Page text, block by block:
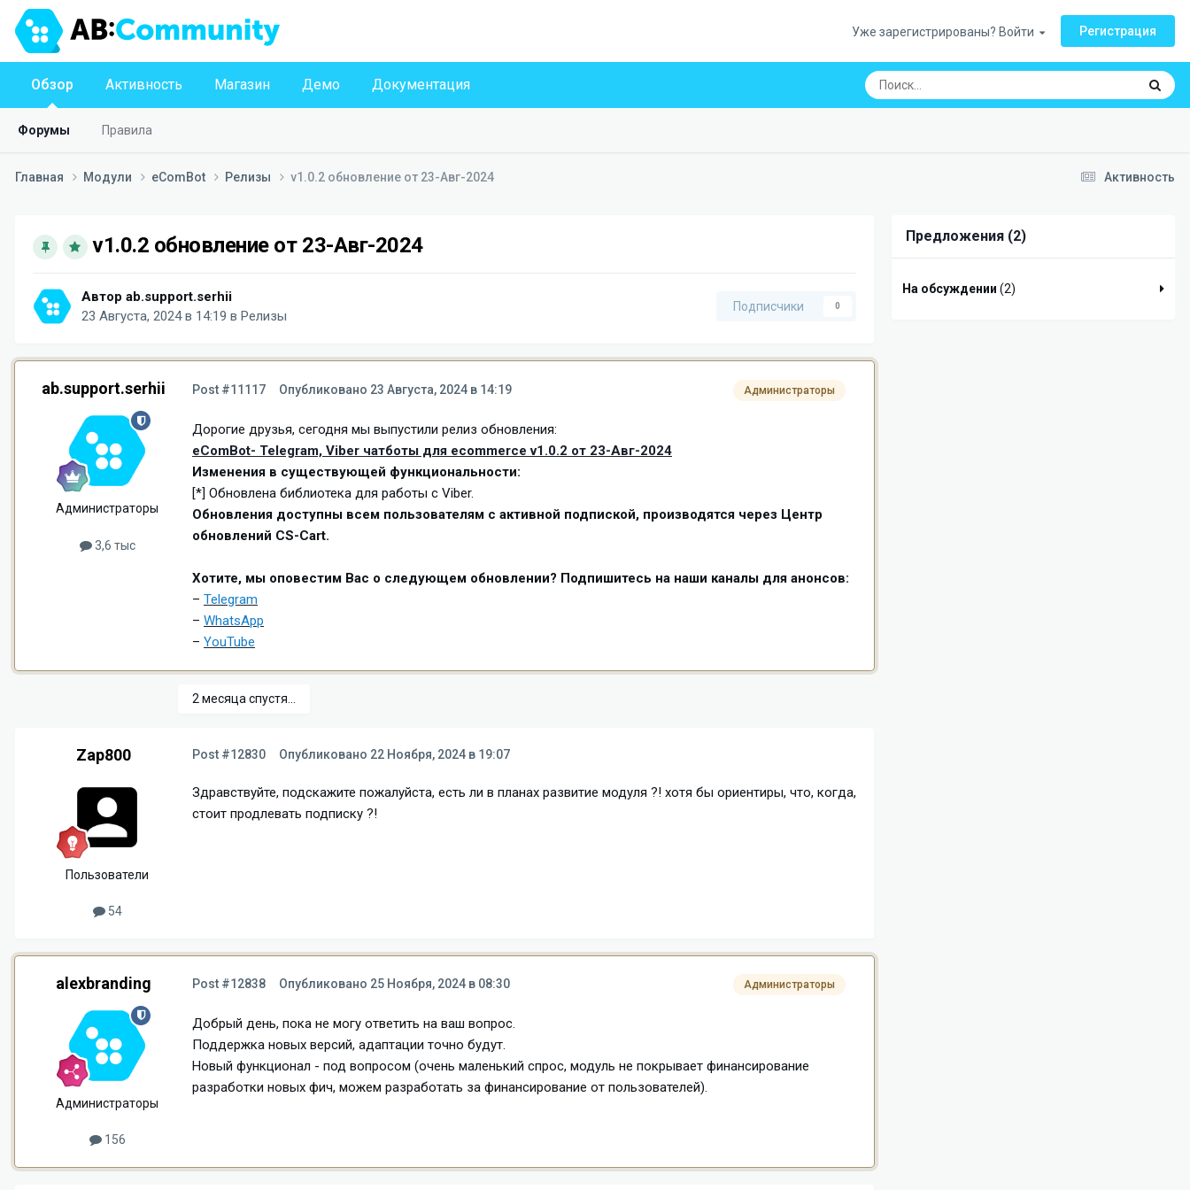
Уже зарегистрированы? Войти Регистрация
Обзор
Форумы Правила
Активность Магазин Демо Документация
Активность
Главная Модули eComBot Релизы v1.0.2 обновление от 23-Авг-2024
v1.0.2 обновление от 23-Авг-2024
Автор ab.support.serhii
23 Августа, 2024 в 14:19 в Релизы
Подписчики 0
ab.support.serhii
Администраторы
3,6 тыс
Администраторы
Post #11117 Опубликовано 23 Августа, 2024 в 14:19
Дорогие друзья, сегодня мы выпустили релиз обновления:
eComBot- Telegram, Viber чатботы для ecommerce v1.0.2 от 23-Авг-2024
Изменения в существующей функциональности:
[*] Обновлена библиотека для работы с Viber.
Обновления доступны всем пользователям с активной подпиской, производятся через Центр
обновлений CS-Cart.
Хотите, мы оповестим Вас о следующем обновлении? Подпишитесь на наши каналы для анонсов:
– Telegram
– WhatsApp
– YouTube
2 месяца спустя...
Zap800
Пользователи
54
Post #12830 Опубликовано 22 Ноября, 2024 в 19:07
Здравствуйте, подскажите пожалуйста, есть ли в планах развитие модуля ?! хотя бы ориентиры, что, когда,
стоит продлевать подписку ?!
alexbranding
Администраторы
156
Администраторы
Post #12838 Опубликовано 25 Ноября, 2024 в 08:30
Добрый день, пока не могу ответить на ваш вопрос.
Поддержка новых версий, адаптации точно будут.
Новый функционал - под вопросом (очень маленький спрос, модуль не покрывает финансирование
разработки новых фич, можем разработать за финансирование от пользователей).
Предложения (2)
На обсуждении (2)